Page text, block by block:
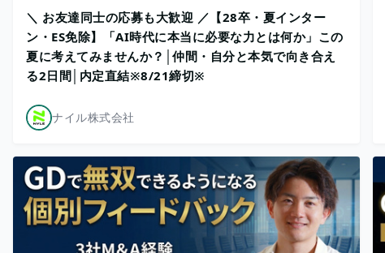
＼ お友達同士の応募も大歓迎 ／【28卒・夏インター
ン・ES免除】「AI時代に本当に必要な力とは何か」この
夏に考えてみませんか？│仲間・自分と本気で向き合え
る2日間│内定直結※8/21締切※
ナイル株式会社